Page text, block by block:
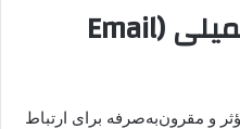
۵. تبلیغات متنی ایمیلی (Email
و مقرون‌به‌صرفه برای ارتباط